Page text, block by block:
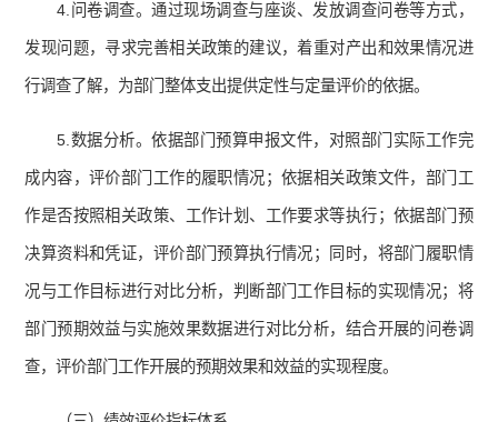
4.问卷调查。通过现场调查与座谈、发放调查问卷等方式，
发现问题，寻求完善相关政策的建议，着重对产出和效果情况进
行调查了解，为部门整体支出提供定性与定量评价的依据。
5.数据分析。依据部门预算申报文件，对照部门实际工作完
成内容，评价部门工作的履职情况；依据相关政策文件，部门工
作是否按照相关政策、工作计划、工作要求等执行；依据部门预
决算资料和凭证，评价部门预算执行情况；同时，将部门履职情
况与工作目标进行对比分析，判断部门工作目标的实现情况；将
部门预期效益与实施效果数据进行对比分析，结合开展的问卷调
查，评价部门工作开展的预期效果和效益的实现程度。